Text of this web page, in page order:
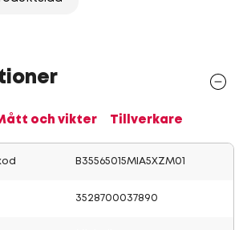
och vikter Tillverkare
B35565015MIA5XZM01
3528700037890